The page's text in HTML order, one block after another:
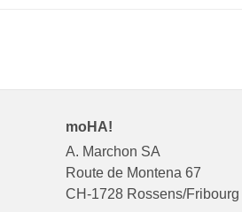
moHA!
A. Marchon SA
Route de Montena 67
CH-1728 Rossens/Fribourg